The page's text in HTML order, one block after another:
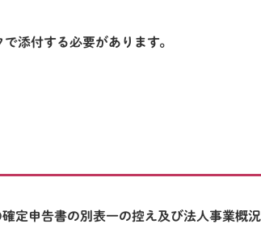
添付する必要があります。
定申告書の別表一の控え及び法人事業概況